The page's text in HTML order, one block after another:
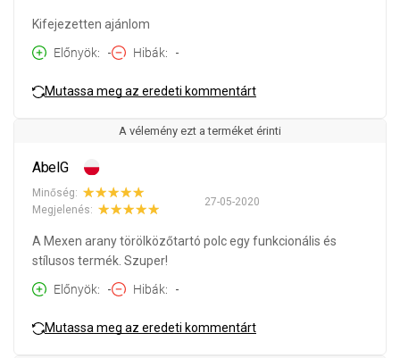
Kifejezetten ajánlom
Előnyök
- Hibák -
Mutassa meg az eredeti kommentárt
A vélemény ezt a terméket érinti
AbelG
27-05-2020
Minőség:
Megjelenés:
A Mexen arany törölközőtartó polc egy funkcionális és
stílusos termék. Szuper!
Előnyök
- Hibák -
Mutassa meg az eredeti kommentárt